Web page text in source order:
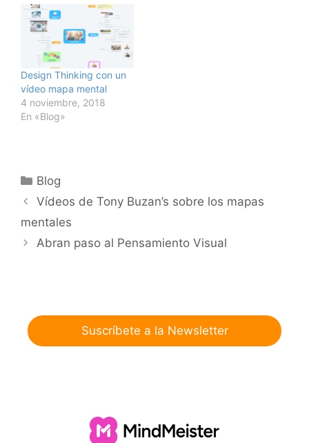
Design Thinking con un
vídeo mapa mental
4 noviembre, 2018
En «Blog»
Categorías
Blog
Vídeos de Tony Buzan’s sobre los mapas
mentales
Abran paso al Pensamiento Visual
Suscríbete a la Newsletter